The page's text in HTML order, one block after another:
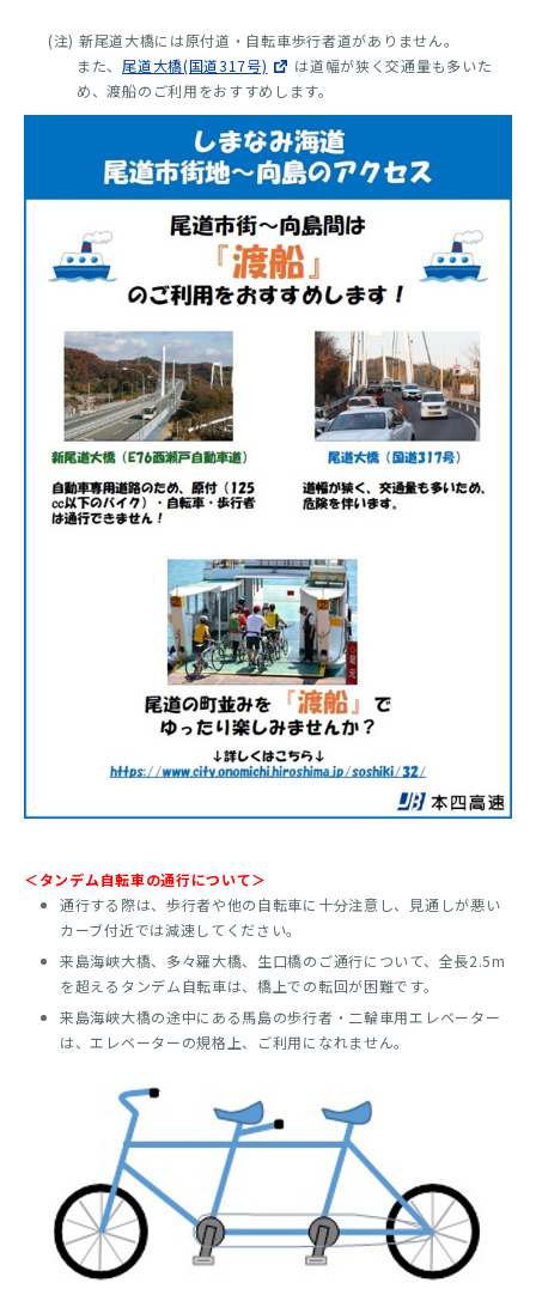
(注) 新尾道大橋には原付道・自転車歩行者道がありません。
また、 尾道大橋(国道317号)
は道幅が狭く交通量も多いた
め、渡船のご利用をおすすめします。
＜タンデム自転車の通行について＞
通行する際は、歩行者や他の自転車に十分注意し、見通しが悪い
カーブ付近では減速してください。
来島海峡大橋、多々羅大橋、生口橋のご通行について、全長2.5m
を超えるタンデム自転車は、橋上での転回が困難です。
来島海峡大橋の途中にある馬島の歩行者・二輪車用エレベーター
は、エレベーターの規格上、ご利用になれません。